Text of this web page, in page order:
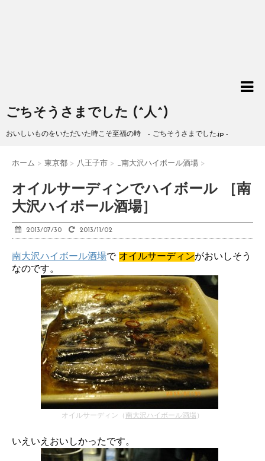
ごちそうさまでした (^人^)
おいしいものをいただいた時こそ至福の時 - ごちそうさまでした.jp -
ホーム > 東京都 > 八王子市 > _南大沢ハイボール酒場 >
オイルサーディンでハイボール ［南
大沢ハイボール酒場］
2013/07/30 2013/11/02
南大沢ハイボール酒場で オイルサーディンがおいしそう
なのです。
オイルサーディン（ 南大沢ハイボール酒場 ）
いえいえおいしかったです。